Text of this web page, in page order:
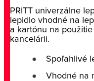
PRITT univerzálne
lepidlo vhodné na
a kartónu na
kancelárii.
Spoľahlivé
Vhodné na